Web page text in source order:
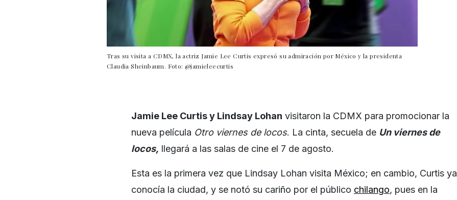
Tras su visita a CDMX, la actriz Jamie Lee Curtis expresó su admiración por México y la presidenta
Claudia Sheinbaum. Foto: @jamieleecurtis
Jamie Lee Curtis y Lindsay Lohan visitaron la CDMX para promocionar la
nueva película Otro viernes de locos. La cinta, secuela de Un viernes de
locos, llegará a las salas de cine el 7 de agosto.
Esta es la primera vez que Lindsay Lohan visita México; en cambio, Curtis ya
conocía la ciudad, y se notó su cariño por el público chilango, pues en la